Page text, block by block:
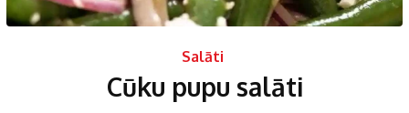
Salāti
Cūku pupu salāti